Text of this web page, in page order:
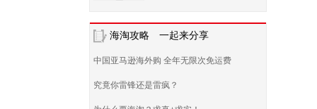
海淘攻略 一起来分享
中国亚马逊海外购 全年无限次免运费
究竟你雷锋还是雷疯？